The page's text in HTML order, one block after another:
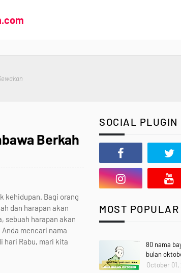
Berkah
kehidupan. Bagi orang
dan harapan akan
sebuah harapan akan
mencari nama
hari Rabu, mari kita
SOCIAL PLUGIN
MOST POPULAR
80 nama
bulan
October 01,